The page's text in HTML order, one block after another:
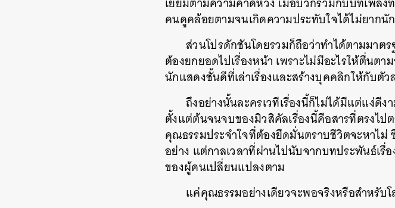
คนดูคล้อยตามจนเกิดความประทับใจได้ไม่ยากนัก
ส่วนโปรดักชันโดยรวมก็ถือว่าทำได้ตามมาต
ต้องยกยอดไปเรื่องหน้า เพราะไม่มีอะไรให้ตื่นต
นักแสดงชั้นดีที่เล่าเรื่องและสร้างบุคคลิกให้กับตั
ถึงอย่างนั้นละครเวทีเรื่องนี้ก็ไม่ได้มีแต่แง่ดีง
ตั้งแต่ต้นจนจบของมิวสิคัลเรื่องนี้คือสารที่ตรงไ
คุณธรรมประจำใจที่ต้องยึดมั่นตราบชีวิตจะหาไม่
อย่าง แต่กาลเวลาที่ผ่านไปนับจากบทประพันธ์เ
ของผู้คนเปลี่ยนแปลงตาม
แค่คุณธรรมอย่างเดียวจะพอจริงหรือสำหรับ
ค้นหา
SHARE